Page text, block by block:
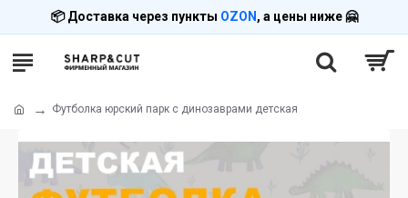
📦 Доставка через пункты OZON , а цены ниже 🤗
Футболка юрский парк с динозаврами детская